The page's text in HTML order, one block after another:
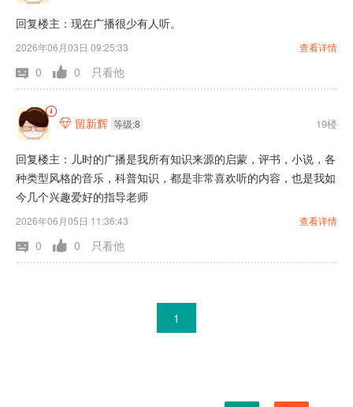
回复楼主：现在广播很少有人听。
2026年06月03日 09:25:33 查看详情
0 0 只看他
 留新辉 等级:8 19楼
回复楼主：儿时的广播是我所有知识来源的启蒙，评书，小说，各
种类型风格的音乐，科普知识，都是非常喜欢听的内容，也是我如
今几个兴趣爱好的指导老师
2026年06月05日 11:36:43 查看详情
0 0 只看他
1